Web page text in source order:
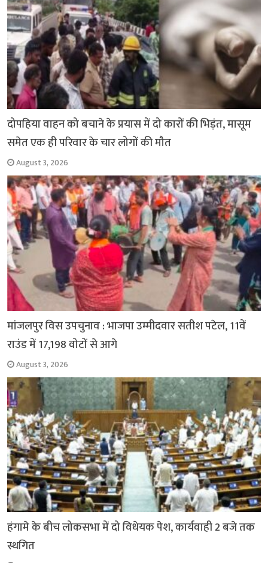
दोपहिया वाहन को बचाने के प्रयास में दो कारों की भिड़ंत, मासूम
समेत एक ही परिवार के चार लोगों की मौत
August 3, 2026
मांजलपुर विस उपचुनाव : भाजपा उम्मीदवार सतीश पटेल, 11वें
राउंड में 17,198 वोटों से आगे
August 3, 2026
हंगामे के बीच लोकसभा में दो विधेयक पेश, कार्यवाही 2 बजे तक
स्थगित